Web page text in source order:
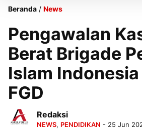
Beranda / News
Pengawalan
Berat Brigade
Islam
FGD
Redaksi
NEWS, PENDIDIKAN - 25 Jun